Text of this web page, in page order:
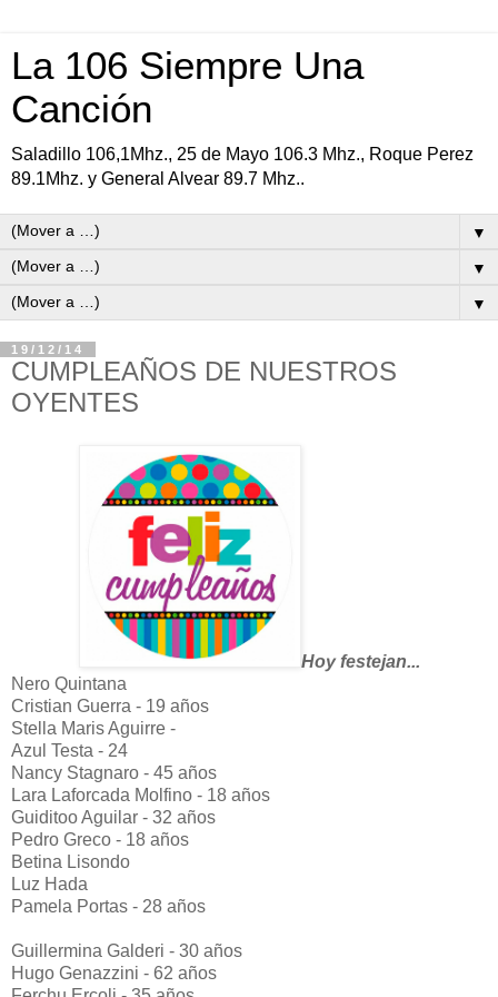
La 106 Siempre Una
Canción
Saladillo 106,1Mhz., 25 de Mayo 106.3 Mhz., Roque Perez
89.1Mhz. y General Alvear 89.7 Mhz..
▼
▼
▼
19/12/14
CUMPLEAÑOS DE NUESTROS
OYENTES
Hoy festejan...
Nero Quintana
Cristian Guerra - 19 años
Stella Maris Aguirre -
Azul Testa - 24
Nancy Stagnaro - 45 años
Lara Laforcada Molfino - 18 años
Guiditoo Aguilar - 32 años
Pedro Greco - 18 años
Betina Lisondo
Luz Hada
Pamela Portas - 28 años
Guillermina Galderi - 30 años
Hugo Genazzini - 62 años